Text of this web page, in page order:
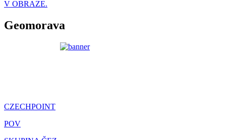
V OBRAZE.
Geomorava
CZECHPOINT
POV